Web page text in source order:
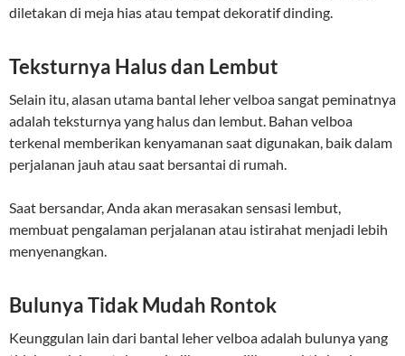
diletakan di meja hias atau tempat dekoratif dinding.
Teksturnya Halus dan Lembut
Selain itu, alasan utama bantal leher velboa sangat peminatnya
adalah teksturnya yang halus dan lembut. Bahan velboa
terkenal memberikan kenyamanan saat digunakan, baik dalam
perjalanan jauh atau saat bersantai di rumah.
Saat bersandar, Anda akan merasakan sensasi lembut,
membuat pengalaman perjalanan atau istirahat menjadi lebih
menyenangkan.
Bulunya Tidak Mudah Rontok
Keunggulan lain dari bantal leher velboa adalah bulunya yang